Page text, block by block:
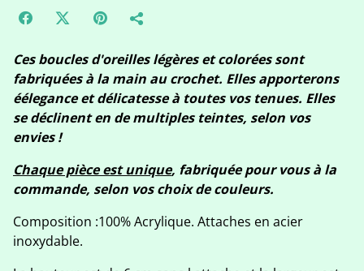
Ces boucles d'oreilles légères et colorées sont
fabriquées à la main au crochet. Elles apporterons
éélegance et délicatesse à toutes vos tenues. Elles
se déclinent en de multiples teintes, selon vos
envies !
Chaque pièce est unique, fabriquée pour vous à la
commande, selon vos choix de couleurs.
Composition :100% Acrylique. Attaches en acier
inoxydable.